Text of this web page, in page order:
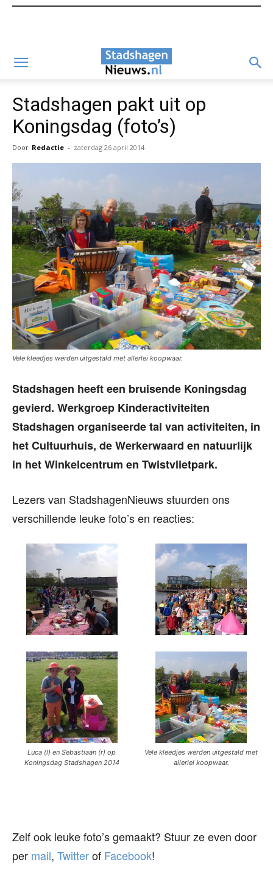
Stadshagen pakt uit op
Koningsdag (foto’s)
Door Redactie - zaterdag 26 april 2014
Vele kleedjes werden uitgestald met allerlei koopwaar.
Stadshagen heeft een bruisende Koningsdag
gevierd. Werkgroep Kinderactiviteiten
Stadshagen organiseerde tal van activiteiten, in
het Cultuurhuis, de Werkerwaard en natuurlijk
in het Winkelcentrum en Twistvlietpark.
Lezers van StadshagenNieuws stuurden ons
verschillende leuke foto’s en reacties:
Luca (l) en Sebastiaan (r) op
Koningsdag Stadshagen 2014
Vele kleedjes werden uitgestald met
allerlei koopwaar.
Zelf ook leuke foto’s gemaakt? Stuur ze even door
per mail, Twitterof Facebook!